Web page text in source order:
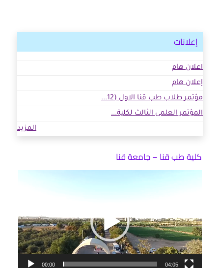
كلية طب قنا – جامعة قنا
00:00 04:05
إعلانات
اعلان هام
إعلان هام
مؤتمر طلاب طب قنا الاول (12...
المؤتمر العلمى الثالث لكلية...
المزيد